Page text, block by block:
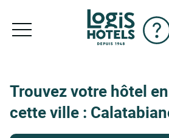
Trouvez votre hôtel
cette ville :